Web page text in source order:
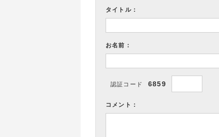
タイトル：
お名前：
認証コード 6859
コメント：